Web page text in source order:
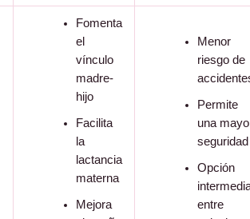
Fomenta
el
vínculo
madre-
hijo
Facilita
la
lactancia
materna
Mejora
Menor
riesgo de
Permite
una
seguridad
Opción
entre